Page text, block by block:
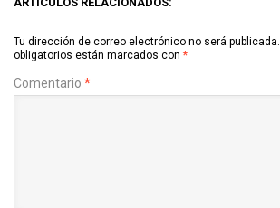
Tu dirección de correo electrónico no será publicada.
obligatorios están marcados con *
Comentario *